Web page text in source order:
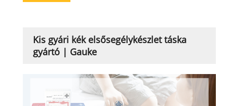
Kis gyári kék elsősegélykészlet táska
gyártó | Gauke